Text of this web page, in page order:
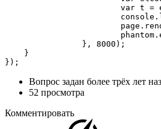
    }
});
Вопрос задан более трёх лет
52 просмотра
Комментировать